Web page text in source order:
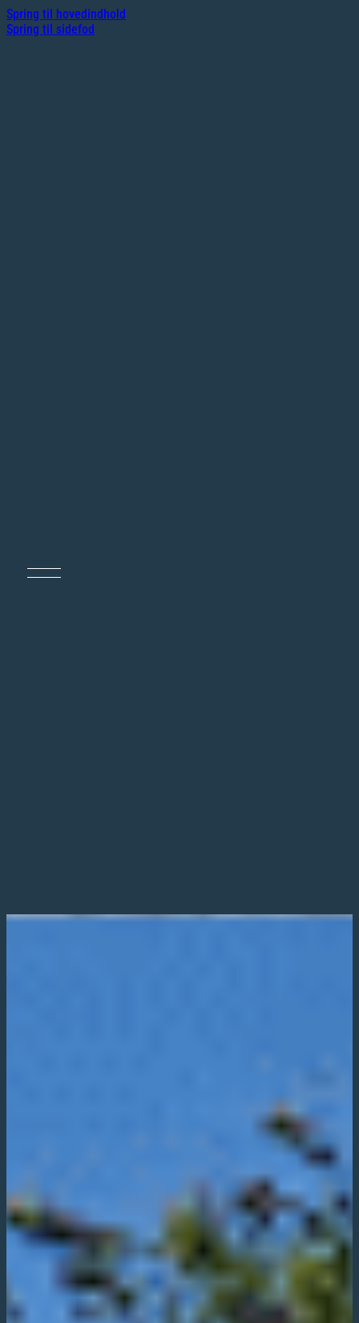
Spring til hovedindhold
Spring til sidefod